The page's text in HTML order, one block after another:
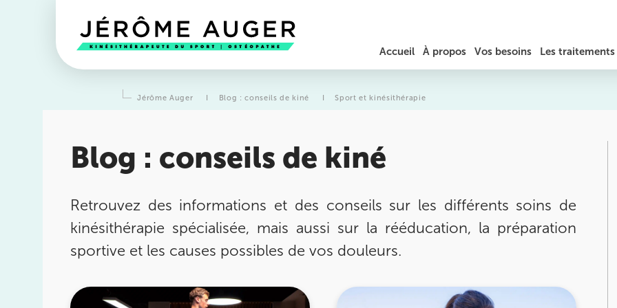
Accueil À propos Vos besoins
TENDINITES / TENDINOPATHIES
TROUBLES DE L’ÉQUILIBRE ET DE LA MARCHE
Les traitements
THÉRAPEUTIQUES ET
EXERCICES
Jérôme Auger I Blog : conseils de kiné I Sport et kinésithérapie
Blog : conseils de kiné
Retrouvez des informations et des conseils sur les différents soins de
kinésithérapie spécialisée, mais aussi sur la rééducation, la préparation
sportive et les causes possibles de vos douleurs.
Prendre rendez-vous avec les
équipesde Jérôme Auger
vous avec
dans votre cabinet
IK – Institut